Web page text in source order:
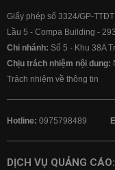
Lãi suất ngân
Giấy phép số 3324/GP-
Lầu 5 - Compa Building -
Chi nhánh: Số 5 - Khu 38A
Chịu trách nhiệm nội dung:
Trách nhiệm về thông tin
Hotline: 0975798489
DỊCH VỤ QUẢNG CÁO: